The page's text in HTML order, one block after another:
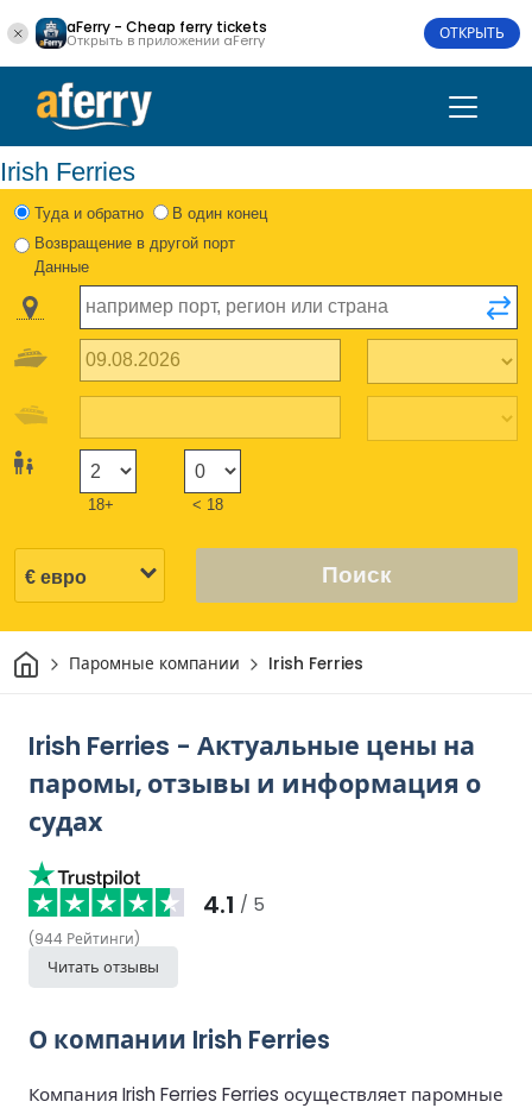
aFerry - Cheap ferry tickets
Открыть в приложении aFerry ОТКРЫТЬ
Irish Ferries
Туда и обратно
В один конец
Возвращение в другой порт
Данные
18+ < 18
Поиск
ДомПаромные компании Irish Ferries
Irish Ferries - Актуальные цены на
паромы, отзывы и информация о
судах
4.1 / 5
(944 Рейтинги)
Читать отзывы
О компании Irish Ferries
Компания Irish Ferries Ferries осуществляет паромные